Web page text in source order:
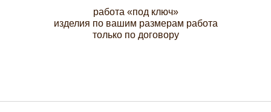
работа «под ключ»
изделия по вашим размерам работа
только по договору